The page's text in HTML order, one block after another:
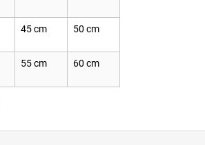
45 cm 50 cm
55 cm 60 cm